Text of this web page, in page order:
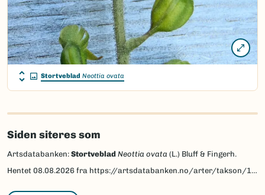
Stortveblad Neottia ovata
Siden siteres som
Artsdatabanken: Stortveblad Neottia ovata (L.) Bluff & Fingerh.
Hentet 08.08.2026 fra https://artsdatabanken.no/arter/takson/199396